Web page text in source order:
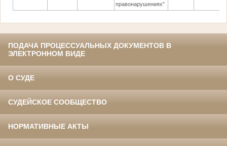
правонарушениях"
ПОДАЧА ПРОЦЕССУАЛЬНЫХ ДОКУМЕНТОВ В
ЭЛЕКТРОННОМ ВИДЕ
О СУДЕ
СУДЕЙСКОЕ СООБЩЕСТВО
НОРМАТИВНЫЕ АКТЫ